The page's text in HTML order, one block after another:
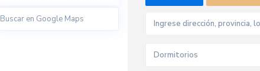
Dormitorios